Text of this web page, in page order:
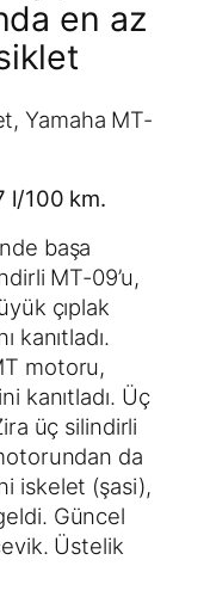
en az
l/100 km.
başa
MT-09’u,
çıplak
kanıtladı.
motoru,
kanıtladı. Üç
üç silindirli
da
iskelet (şasi),
Güncel
Üstelik